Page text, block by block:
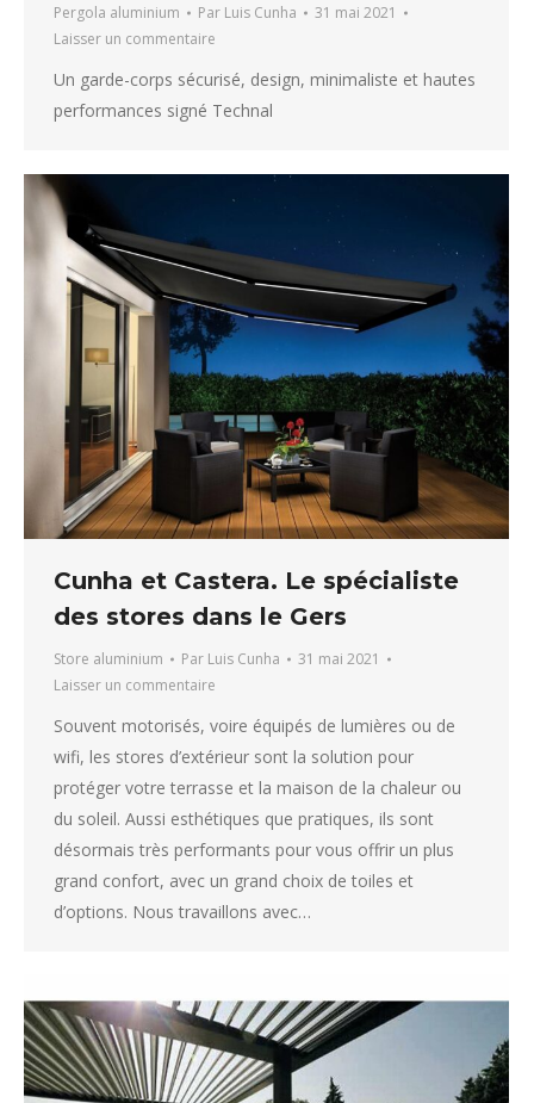
Pergola aluminium Par Luis Cunha
31 mai 2021
Laisser un commentaire
Un garde-corps sécurisé, design, minimaliste et hautes
performances signé Technal
Cunha et Castera. Le spécialiste
des stores dans le Gers
Store aluminium Par Luis Cunha
31 mai 2021
Laisser un commentaire
Souvent motorisés, voire équipés de lumières ou de
wifi, les stores d’extérieur sont la solution pour
protéger votre terrasse et la maison de la chaleur ou
du soleil. Aussi esthétiques que pratiques, ils sont
désormais très performants pour vous offrir un plus
grand confort, avec un grand choix de toiles et
d’options. Nous travaillons avec…